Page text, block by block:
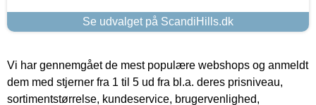
Se udvalget på ScandiHills.dk
Vi har gennemgået de mest populære webshops og anmeldt
dem med stjerner fra 1 til 5 ud fra bl.a. deres prisniveau,
sortimentstørrelse, kundeservice, brugervenlighed,